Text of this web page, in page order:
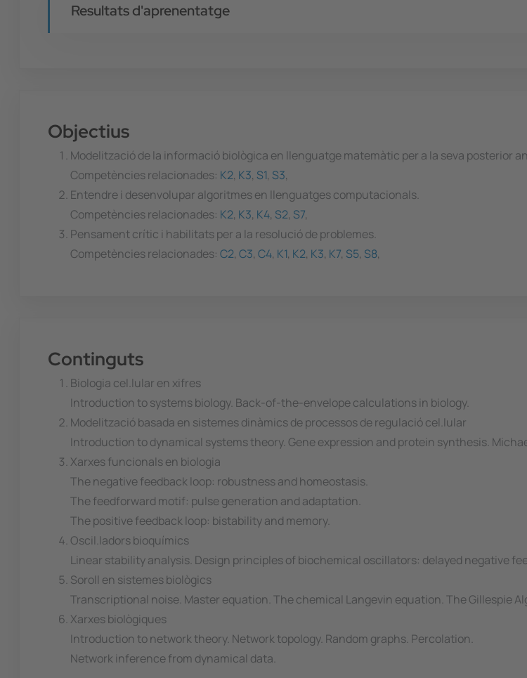
Resultats d'aprenentatge
Objectius
Modelització de la informació biològica en llenguatge matemàtic per a la seva posterior
Competències relacionades: K2, K3, S1, S3,
Entendre i desenvolupar algoritmes en llenguatges computacionals.
Competències relacionades: K2, K3, K4, S2, S7,
Pensament crític i habilitats per a la resolució de problemes.
Competències relacionades: C2, C3, C4, K1, K2, K3, K7, S5, S8,
Continguts
Biologia cel.lular en xifres
Introduction to systems biology. Back-of-the-envelope calculations in biology.
Modelització basada en sistemes dinàmics de processos de regulació cel.lular
Introduction to dynamical systems theory. Gene expression and protein synthesis.
Xarxes funcionals en biologia
The negative feedback loop: robustness and homeostasis.
The feedforward motif: pulse generation and adaptation.
The positive feedback loop: bistability and memory.
Oscil.ladors bioquímics
Linear stability analysis. Design principles of biochemical oscillators: delayed negative
Soroll en sistemes biològics
Transcriptional noise. Master equation. The chemical Langevin equation. The Gillespie
Xarxes biològiques
Introduction to network theory. Network topology. Random graphs. Percolation.
Network inference from dynamical data.